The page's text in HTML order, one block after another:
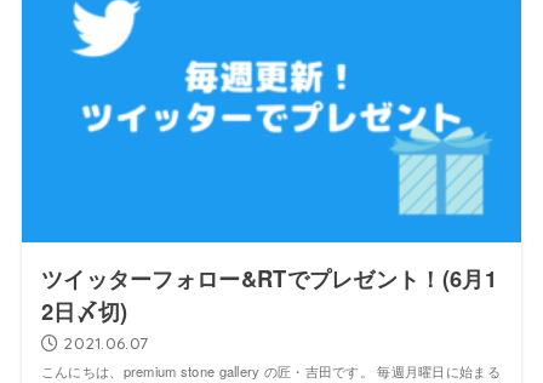
ツイッターフォロー&RTでプレゼント！(6月1
2日〆切)
2021.06.07
こんにちは、premium stone gallery の匠・吉田です。 毎週月曜日に始まる